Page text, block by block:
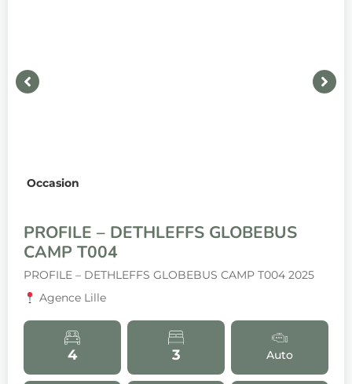
Occasion
PROFILE – DETHLEFFS GLOBEBUS
CAMP T004
PROFILE – DETHLEFFS GLOBEBUS CAMP T004 2025
Agence Lille
4 3 Auto